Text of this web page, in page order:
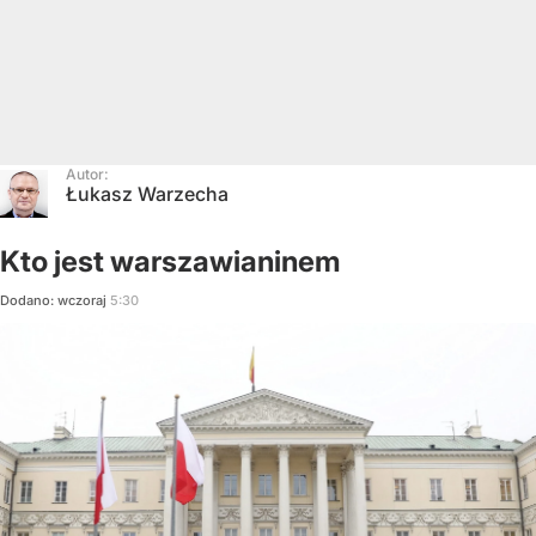
Autor:
Łukasz Warzecha
Kto jest warszawianinem
Dodano: wczoraj 5:30